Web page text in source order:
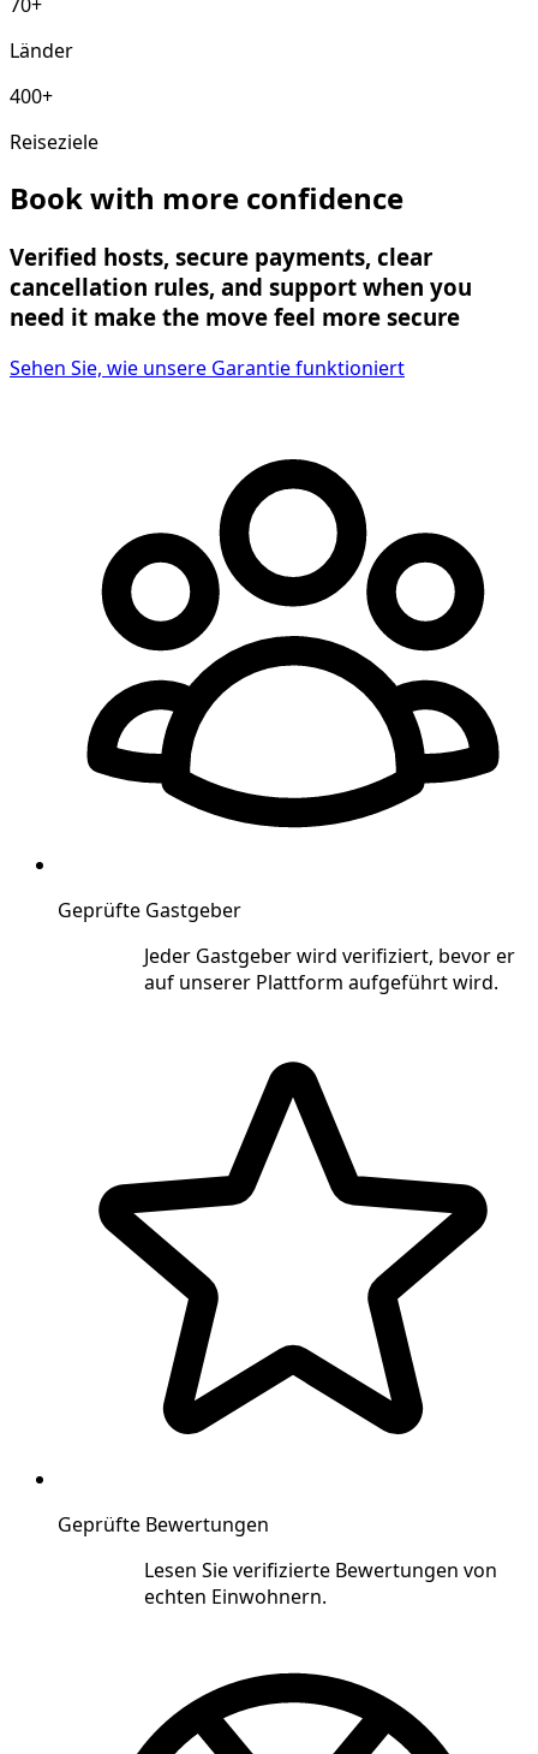
Länder
400+
Reiseziele
Book with more confidence
Verified hosts, secure payments, clear
cancellation rules, and support when you
need it make the move feel more secure
Sehen Sie, wie unsere Garantie funktioniert
Geprüfte Gastgeber
Jeder Gastgeber wird verifiziert, bevor er
auf unserer Plattform aufgeführt wird.
Geprüfte Bewertungen
Lesen Sie verifizierte Bewertungen von
echten Einwohnern.